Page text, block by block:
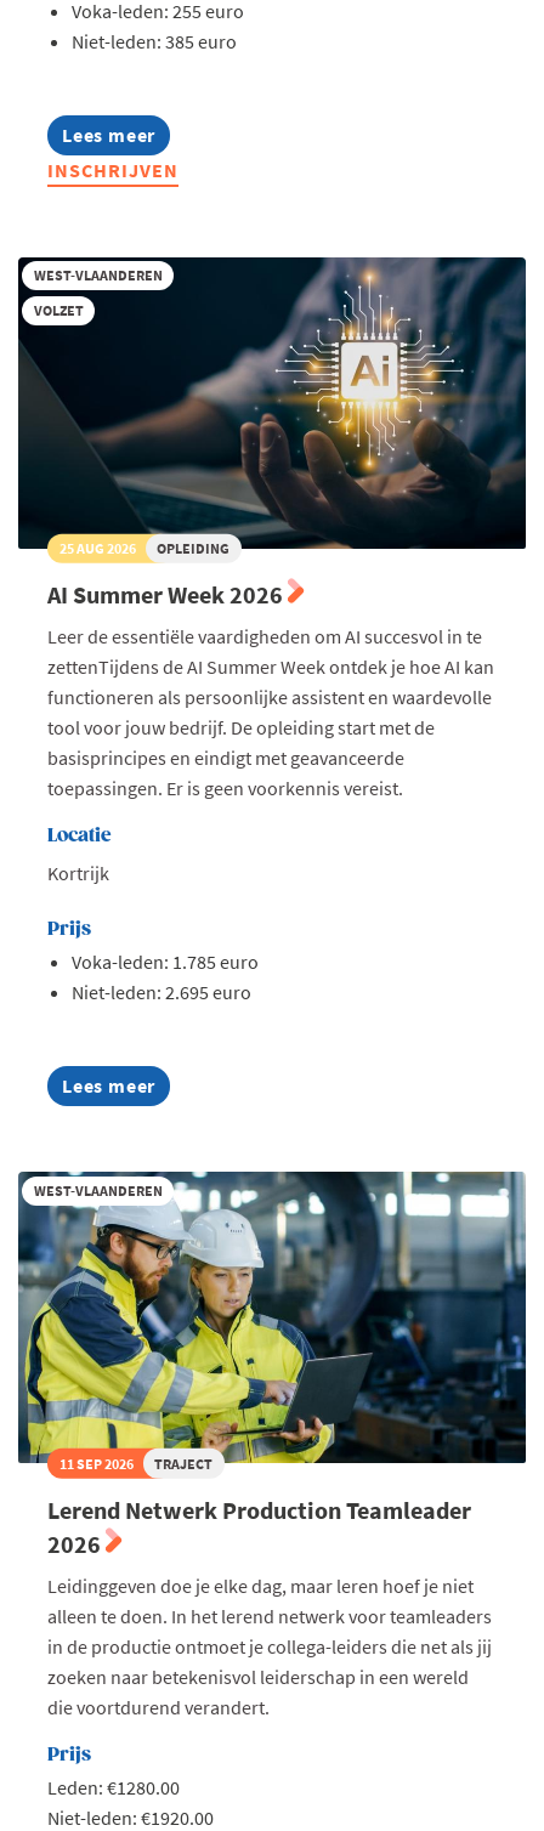
Voka-leden: 255 euro
Niet-leden: 385 euro
Lees meer
about
Opleiding:
AI
INSCHRIJVEN
WEST-VLAANDEREN
VOLZET
25 AUG 2026 OPLEIDING
AI Summer Week 2026
Leer de essentiële vaardigheden om AI succesvol in te
zettenTijdens de AI Summer Week ontdek je hoe AI kan
functioneren als persoonlijke assistent en waardevolle
tool voor jouw bedrijf. De opleiding start met de
basisprincipes en eindigt met geavanceerde
toepassingen. Er is geen voorkennis vereist.
Locatie
Kortrijk
Prijs
Voka-leden: 1.785 euro
Niet-leden: 2.695 euro
Lees meer
about
AI
2026
WEST-VLAANDEREN
11 SEP 2026 TRAJECT
Lerend Netwerk Production Teamleader
2026
Leidinggeven doe je elke dag, maar leren hoef je niet
alleen te doen. In het lerend netwerk voor teamleaders
in de productie ontmoet je collega-leiders die net als jij
zoeken naar betekenisvol leiderschap in een wereld
die voortdurend verandert.
Prijs
Leden: €1280.00
Niet-leden: €1920.00